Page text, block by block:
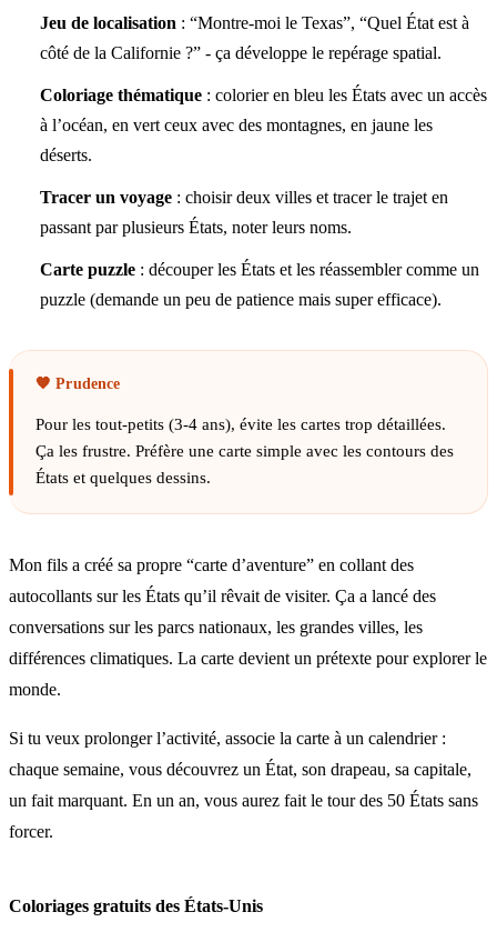
Jeu de localisation : “Montre-moi le Texas”, “Quel État est à
côté de la Californie ?” - ça développe le repérage spatial.
Coloriage thématique : colorier en bleu les États avec un accès
à l’océan, en vert ceux avec des montagnes, en jaune les
déserts.
Tracer un voyage : choisir deux villes et tracer le trajet en
passant par plusieurs États, noter leurs noms.
Carte puzzle : découper les États et les réassembler comme un
puzzle (demande un peu de patience mais super efficace).
Pour les tout-petits (3-4 ans), évite les cartes trop détaillées.
Ça les frustre. Préfère une carte simple avec les contours des
États et quelques dessins.
Mon fils a créé sa propre “carte d’aventure” en collant des
autocollants sur les États qu’il rêvait de visiter. Ça a lancé des
conversations sur les parcs nationaux, les grandes villes, les
différences climatiques. La carte devient un prétexte pour explorer le
monde.
Si tu veux prolonger l’activité, associe la carte à un calendrier :
chaque semaine, vous découvrez un État, son drapeau, sa capitale,
un fait marquant. En un an, vous aurez fait le tour des 50 États sans
forcer.
Coloriages gratuits des États-Unis